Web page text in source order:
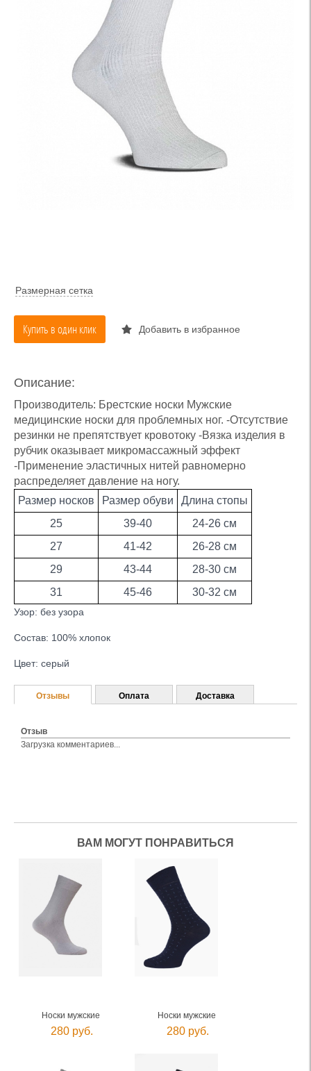
Размерная сетка
Купить в один клик Добавить в избранное
Описание:
Производитель: Брестские носки Мужские
медицинские носки для проблемных ног. -Отсутствие
резинки не препятствует кровотоку -Вязка изделия в
рубчик оказывает микромассажный эффект
-Применение эластичных нитей равномерно
распределяет давление на ногу.
Размер носков
Размер обуви
Длина стопы
25
39-40
24-26 см
27
41-42
26-28 см
29
43-44
28-30 см
31
45-46 30-32 см
Узор: без узора
Состав: 100% хлопок
Цвет: серый
Отзывы
Отзыв
Загрузка комментариев...
Оплата Доставка
ВАМ МОГУТ ПОНРАВИТЬСЯ
Носки мужские
280 руб.
Носки мужские
280 руб.